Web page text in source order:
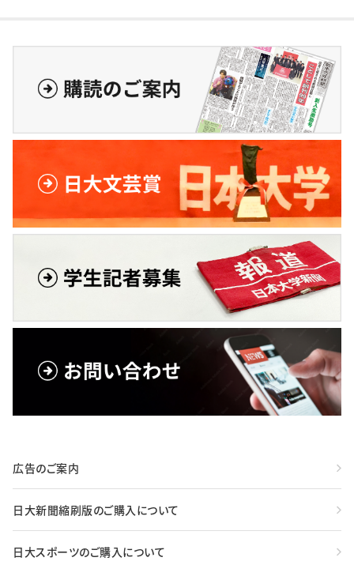
広告のご案内
日大新聞縮刷版のご購入について
日大スポーツのご購入について